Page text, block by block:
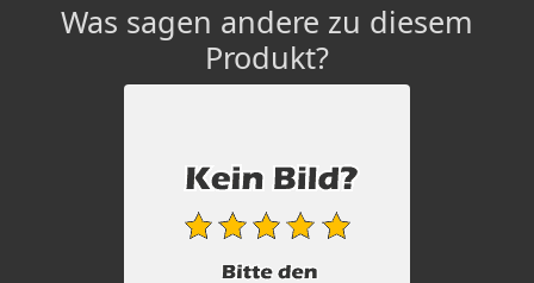
Was sagen andere zu diesem
Produkt?